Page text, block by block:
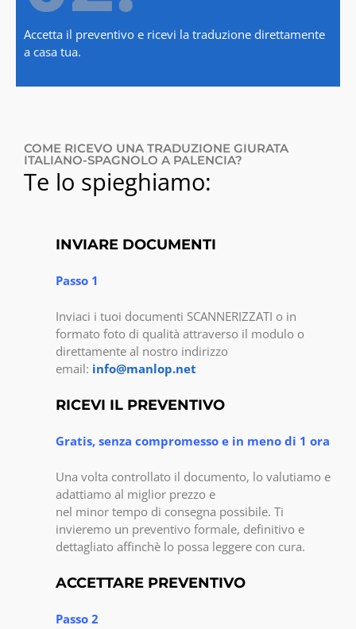
Accetta il preventivo e ricevi la traduzione direttamente
a casa tua.
COME RICEVO UNA TRADUZIONE GIURATA
ITALIANO-SPAGNOLO A PALENCIA?
Te lo spieghiamo:
INVIARE DOCUMENTI
Passo 1
Inviaci i tuoi documenti SCANNERIZZATI o in
formato foto di qualità attraverso il modulo o
direttamente al nostro indirizzo
email: info@manlop.net
RICEVI IL PREVENTIVO
Gratis, senza compromesso e in meno di 1 ora
Una volta controllato il documento, lo valutiamo e
adattiamo al miglior prezzo e
nel minor tempo di consegna possibile. Ti
invieremo un preventivo formale, definitivo e
dettagliato affinchè lo possa leggere con cura.
ACCETTARE PREVENTIVO
Passo 2